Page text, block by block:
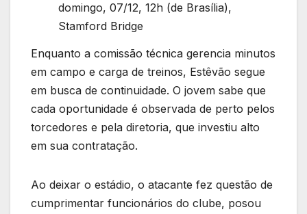
domingo, 07/12, 12h (de Brasília),
Stamford Bridge
Enquanto a comissão técnica gerencia minutos
em campo e carga de treinos, Estêvão segue
em busca de continuidade. O jovem sabe que
cada oportunidade é observada de perto pelos
torcedores e pela diretoria, que investiu alto
em sua contratação.
Ao deixar o estádio, o atacante fez questão de
cumprimentar funcionários do clube, posou